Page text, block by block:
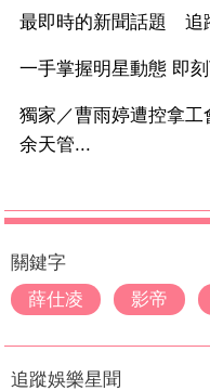
最即時的新聞話題 追
一手掌握明星動態 即
獨家／曹雨婷遭控拿工
余天管...
關鍵字
薛仕凌
影帝
追蹤娛樂星聞